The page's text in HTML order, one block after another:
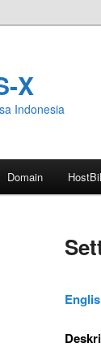
X
Indonesia
Domain